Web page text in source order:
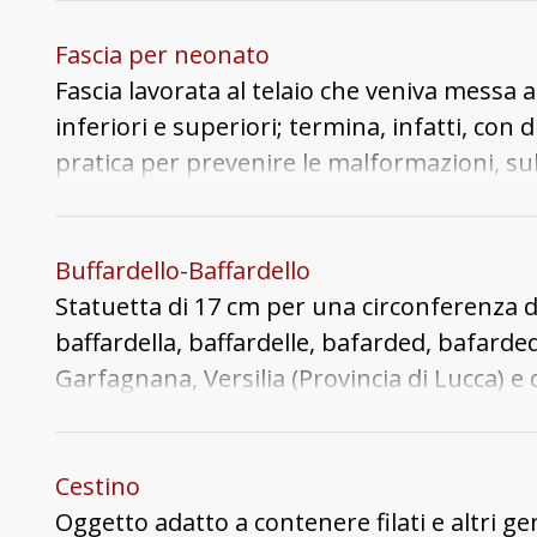
pennacchio, è stata realizzata con
unica striscia centrale in bianco. Il
proprio testo prediletto, il proprio modo
nell’ombra di un castagneto, nell’angolo
Fascia per neonato
Fascia lavorata al telaio che veniva
inferiori e superiori; termina, infatti, con
pratica per prevenire le malformazioni,
Buffardello-Baffardello
Statuetta di 17 cm per una circonferenza
baffardella, baffardelle, bafarded,
Garfagnana, Versilia (Provincia di Lucca)
raccolti e disponibili in forma digitale
e il mento pronunciato .
Cestino
Oggetto adatto a contenere filati e altri